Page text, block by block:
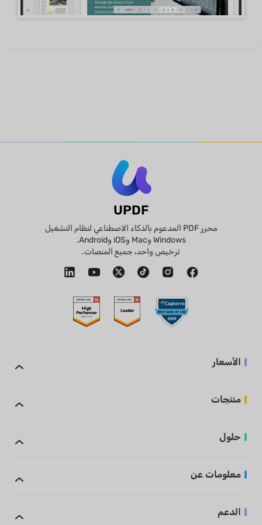
UPDF
محرر PDF المدعوم بالذكاء الاصطناعي لنظام التشغيل
Windows وMac وiOS وAndroid.
ترخيص واحد، جميع المنصات.
الأسعار
منتجات
حلول
معلومات عن
الدعم